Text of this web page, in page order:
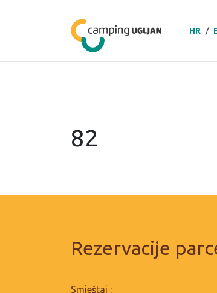
HR /
82
Rezervacije
Smještaj :